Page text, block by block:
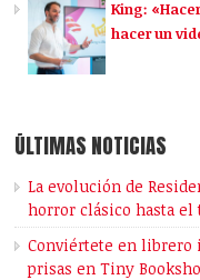
King:
hacer un
ÚLTIMAS NOTICIAS
La evolución de
horror clásico hasta
Conviértete en librero
prisas en Tiny